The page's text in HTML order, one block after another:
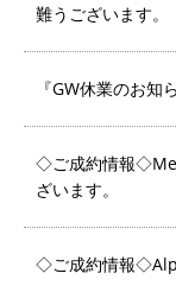
難うございます。
『GW休業のお知
◇ご成約情報
ざいます。
◇ご成約情報